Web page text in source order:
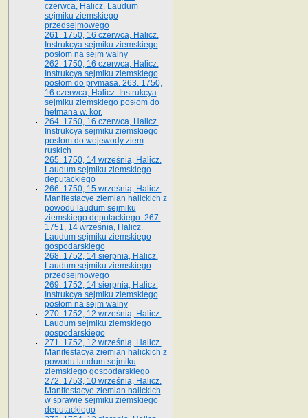
czerwca, Halicz. Laudum
sejmiku ziemskiego
przedsejmowego
261. 1750, 16 czerwca, Halicz.
Instrukcya sejmiku ziemskiego
posłom na sejm walny
262. 1750, 16 czerwca, Halicz.
Instrukcya sejmiku ziemskiego
posłom do prymasa. 263. 1750,
16 czerwca, Halicz. Instrukcya
sejmiku ziemskiego posłom do
hetmana w. kor.
264. 1750, 16 czerwca, Halicz.
Instrukcya sejmiku ziemskiego
posłom do wojewody ziem
ruskich
265. 1750, 14 września, Halicz.
Laudum sejmiku ziemskiego
deputackiego
266. 1750, 15 września, Halicz.
Manifestacye ziemian halickich z
powodu laudum sejmiku
ziemskiego deputackiego. 267.
1751, 14 września, Halicz.
Laudum sejmiku ziemskiego
gospodarskiego
268. 1752, 14 sierpnia, Halicz.
Laudum sejmiku ziemskiego
przedsejmowego
269. 1752, 14 sierpnia, Halicz.
Instrukcya sejmiku ziemskiego
posłom na sejm walny
270. 1752, 12 września, Halicz.
Laudum sejmiku ziemskiego
gospodarskiego
271. 1752, 12 września, Halicz.
Manifestacya ziemian halickich z
powodu laudum sejmiku
ziemskiego gospodarskiego
272. 1753, 10 września, Halicz.
Manifestacye ziemian halickich
w sprawie sejmiku ziemskiego
deputackiego